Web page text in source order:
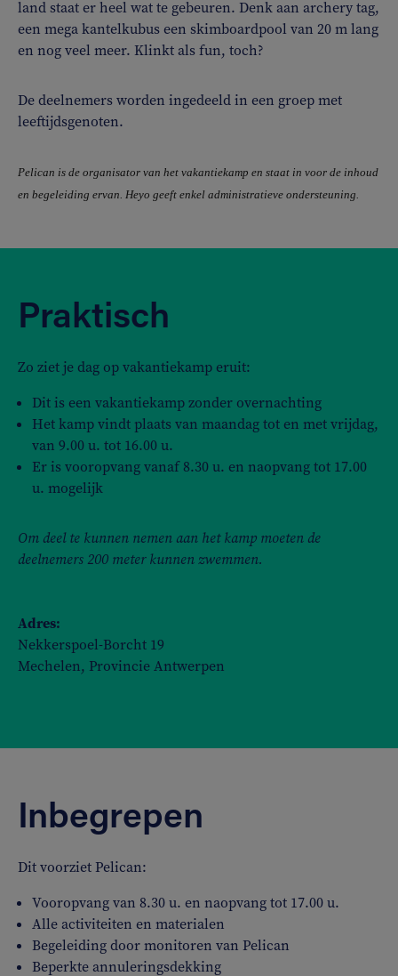
land staat er heel wat te gebeuren. Denk aan archery tag,
een mega kantelkubus een skimboardpool van 20 m lang
en nog veel meer. Klinkt als fun, toch?
De deelnemers worden ingedeeld in een groep met
leeftijdsgenoten.
Pelican is de organisator van het vakantiekamp en staat in voor de inhoud
en begeleiding ervan. Heyo geeft enkel administratieve ondersteuning.
Praktisch
Zo ziet je dag op vakantiekamp eruit:
Dit is een vakantiekamp zonder overnachting
Het kamp vindt plaats van maandag tot en met vrijdag,
van 9.00 u. tot 16.00 u.
Er is vooropvang vanaf 8.30 u. en naopvang tot 17.00
u. mogelijk
Om deel te kunnen nemen aan het kamp moeten de
deelnemers 200 meter kunnen zwemmen.
Adres:
Nekkerspoel-Borcht 19
Mechelen, Provincie Antwerpen
Inbegrepen
Dit voorziet Pelican:
Vooropvang van 8.30 u. en naopvang tot 17.00 u.
Alle activiteiten en materialen
Begeleiding door monitoren van Pelican
Beperkte annuleringsdekking